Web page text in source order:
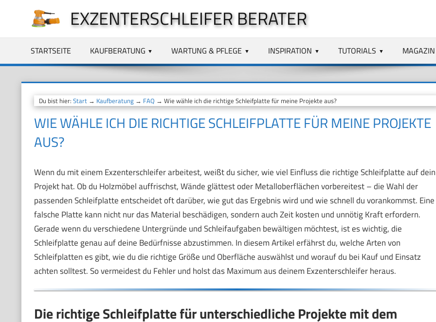
springen
EXZENTERSCHLEIFER BERATER
STARTSEITE KAUFBERATUNG WARTUNG & PFLEGE INSPIRATION TUTORIALS MAGAZIN
Du bist hier: Start→ Kaufberatung→ FAQ → Wie wähle ich die richtige Schleifplatte für meine Projekte aus?
WIE WÄHLE ICH DIE RICHTIGE SCHLEIFPLATTE FÜR MEINE PROJEKTE
AUS?
Wenn du mit einem Exzenterschleifer arbeitest, weißt du sicher, wie viel Einfluss die richtige Schleifplatte auf dein
Projekt hat. Ob du Holzmöbel auffrischst, Wände glättest oder Metalloberflächen vorbereitest – die Wahl der
passenden Schleifplatte entscheidet oft darüber, wie gut das Ergebnis wird und wie schnell du vorankommst. Eine
falsche Platte kann nicht nur das Material beschädigen, sondern auch Zeit kosten und unnötig Kraft erfordern.
Gerade wenn du verschiedene Untergründe und Schleifaufgaben bewältigen möchtest, ist es wichtig, die
Schleifplatte genau auf deine Bedürfnisse abzustimmen. In diesem Artikel erfährst du, welche Arten von
Schleifplatten es gibt, wie du die richtige Größe und Oberfläche auswählst und worauf du bei Kauf und Einsatz
achten solltest. So vermeidest du Fehler und holst das Maximum aus deinem Exzenterschleifer heraus.
Die richtige Schleifplatte für unterschiedliche Projekte mit dem